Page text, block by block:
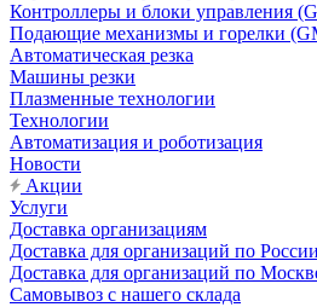
Контроллеры и блоки управления
Подающие механизмы и горелки
Автоматическая резка
Машины резки
Плазменные технологии
Технологии
Автоматизация и роботизация
Новости
Акции
Услуги
Доставка организациям
Доставка для организаций по России
Доставка для организаций по
Самовывоз с нашего склада